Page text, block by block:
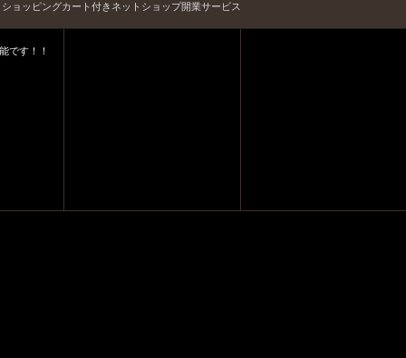
ョッピングカート付きネットショップ開業サービス
です！！